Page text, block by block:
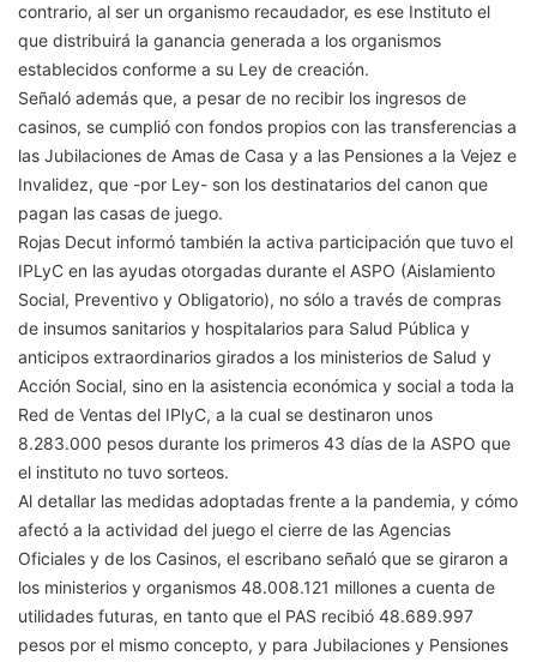
contrario, al ser un organismo recaudador, es ese Instituto el
que distribuirá la ganancia generada a los organismos
establecidos conforme a su Ley de creación.
Señaló además que, a pesar de no recibir los ingresos de
casinos, se cumplió con fondos propios con las transferencias a
las Jubilaciones de Amas de Casa y a las Pensiones a la Vejez e
Invalidez, que -por Ley- son los destinatarios del canon que
pagan las casas de juego.
Rojas Decut informó también la activa participación que tuvo el
IPLyC en las ayudas otorgadas durante el ASPO (Aislamiento
Social, Preventivo y Obligatorio), no sólo a través de compras
de insumos sanitarios y hospitalarios para Salud Pública y
anticipos extraordinarios girados a los ministerios de Salud y
Acción Social, sino en la asistencia económica y social a toda la
Red de Ventas del IPlyC, a la cual se destinaron unos
8.283.000 pesos durante los primeros 43 días de la ASPO que
el instituto no tuvo sorteos.
Al detallar las medidas adoptadas frente a la pandemia, y cómo
afectó a la actividad del juego el cierre de las Agencias
Oficiales y de los Casinos, el escribano señaló que se giraron a
los ministerios y organismos 48.008.121 millones a cuenta de
utilidades futuras, en tanto que el PAS recibió 48.689.997
pesos por el mismo concepto, y para Jubilaciones y Pensiones